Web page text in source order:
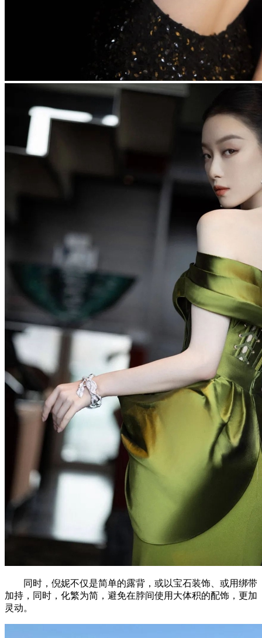
同时，倪妮不仅是简单的露背，或以宝石装饰、或用绑带
加持，同时，化繁为简，避免在脖间使用大体积的配饰，更加
灵动。